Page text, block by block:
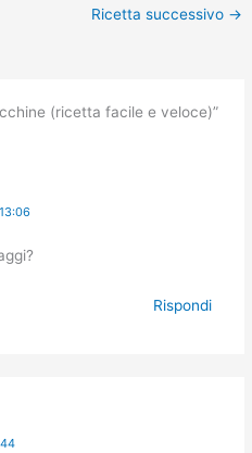
Ricetta successivo →
(ricetta facile e veloce)”
Rispondi